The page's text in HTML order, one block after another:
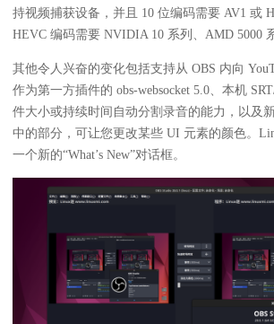
持视频捕获设备，并且 10 位编码需要 AV1 或
HEVC 编码需要 NVIDIA 10 系列、AMD 5000
其他令人兴奋的变化包括支持从 OBS 内向
作为第一方插件的 obs-websocket 5.0、本机
件大小或持续时间自动分割录音的能力，以及
中的部分，可让您更改某些 UI 元素的颜色。
一个新的“What’s New”对话框。